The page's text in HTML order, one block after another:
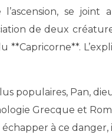
se joint
de deux
**Capricorne**.
populaires, Pan,
Grecque et
à ce danger,